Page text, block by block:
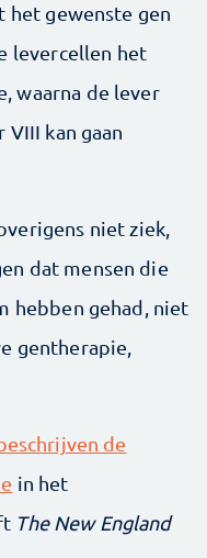
het gewenste gen
levercellen het
waarna de lever
kan gaan
niet ziek,
dat mensen die
hebben gehad, niet
gentherapie,
de
in het
The New England